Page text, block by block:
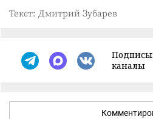
Текст: Дмитрий Зубарев
каналы